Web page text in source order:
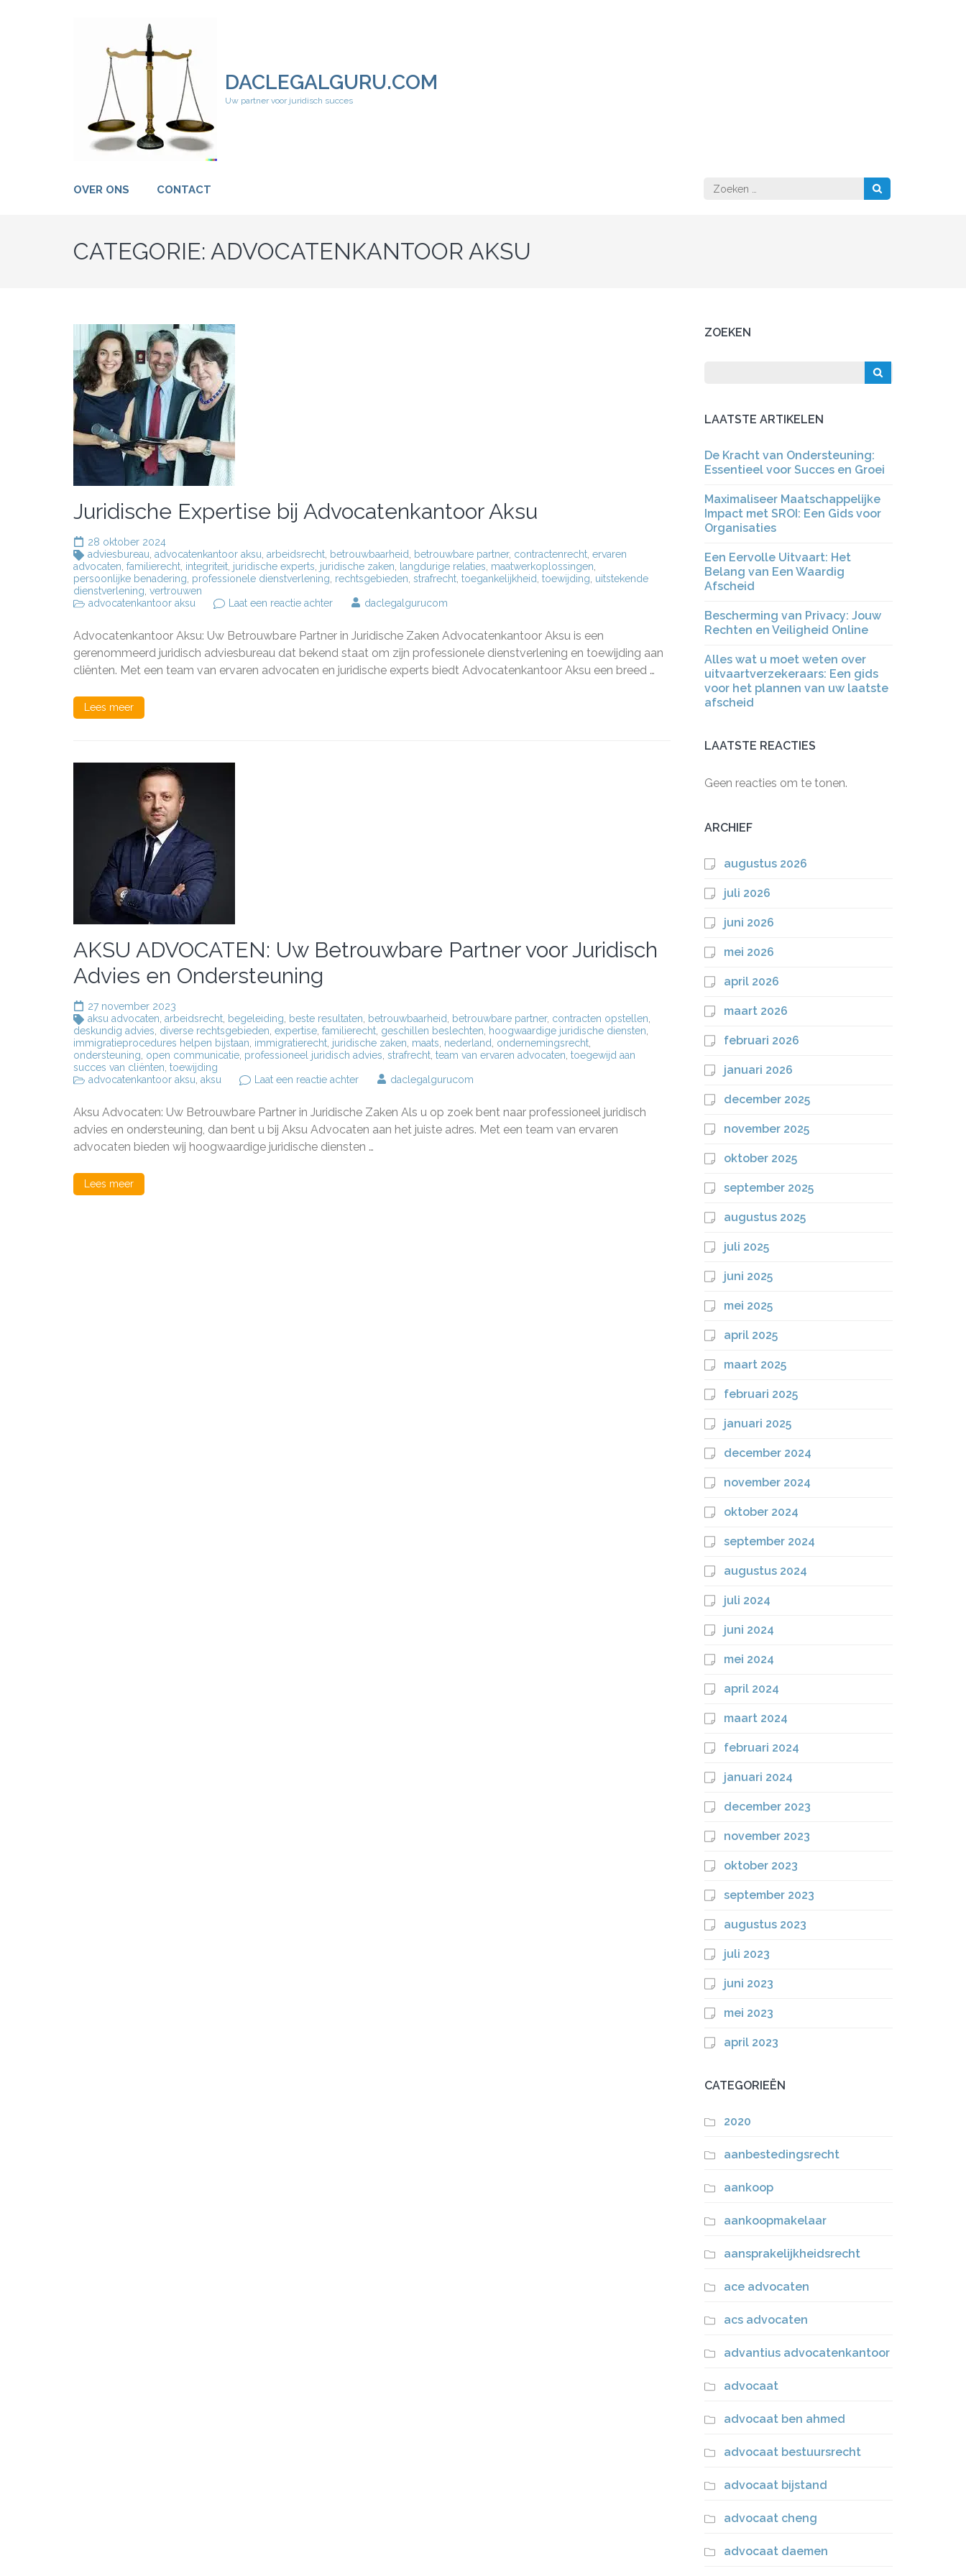
DACLEGALGURU.COM
Uw partner voor juridisch succes
OVER ONS CONTACT
Zoeken
naar:
CATEGORIE: ADVOCATENKANTOOR AKSU
Juridische Expertise bij Advocatenkantoor Aksu
28 oktober 2024
adviesbureau advocatenkantoor aksu arbeidsrecht betrouwbaarheid betrouwbare partner, contractenrecht ervaren
advocaten familierecht integriteit juridische experts juridische zaken langdurige relaties maatwerkoplossingen
persoonlijke benadering professionele dienstverlening rechtsgebieden strafrecht toegankelijkheid toewijding uitstekende
dienstverlening vertrouwen
advocatenkantoor aksu
Laat een reactie achterop
bij
Advocatenkantoor
Aksu
daclegalgurucom
Advocatenkantoor Aksu: Uw Betrouwbare Partner in Juridische Zaken Advocatenkantoor Aksu is een
gerenommeerd juridisch adviesbureau dat bekend staat om zijn professionele dienstverlening en toewijding aan
cliënten. Met een team van ervaren advocaten en juridische experts biedt Advocatenkantoor Aksu een breed …
Lees meer
AKSU ADVOCATEN: Uw Betrouwbare Partner voor Juridisch
Advies en Ondersteuning
27 november 2023
aksu advocaten arbeidsrecht begeleiding beste resultaten betrouwbaarheid betrouwbare partner, contracten opstellen
deskundig advies diverse rechtsgebieden expertise familierecht geschillen beslechten hoogwaardige juridische diensten
immigratieprocedures helpen bijstaan immigratierecht juridische zaken maats nederland ondernemingsrecht
ondersteuning open communicatie professioneel juridisch advies strafrecht team van ervaren advocaten toegewijd aan
succes van cliënten toewijding
advocatenkantoor aksu aksu Laat een reactie achterop
Uw
Betrouwbare
voor
daclegalgurucom
Aksu Advocaten: Uw Betrouwbare Partner in Juridische Zaken Als u op zoek bent naar professioneel juridisch
advies en ondersteuning, dan bent u bij Aksu Advocaten aan het juiste adres. Met een team van ervaren
advocaten bieden wij hoogwaardige juridische diensten …
Lees meer
ZOEKEN
LAATSTE ARTIKELEN
De Kracht van Ondersteuning:
Essentieel voor Succes en Groei
Maximaliseer Maatschappelijke
Impact met SROI: Een Gids voor
Organisaties
Een Eervolle Uitvaart: Het
Belang van Een Waardig
Afscheid
Bescherming van Privacy: Jouw
Rechten en Veiligheid Online
Alles wat u moet weten over
uitvaartverzekeraars: Een gids
voor het plannen van uw laatste
afscheid
LAATSTE REACTIES
Geen reacties om te tonen.
ARCHIEF
augustus 2026
juli 2026
juni 2026
mei 2026
april 2026
maart 2026
februari 2026
januari 2026
december 2025
november 2025
oktober 2025
september 2025
augustus 2025
juli 2025
juni 2025
mei 2025
april 2025
maart 2025
februari 2025
januari 2025
december 2024
november 2024
oktober 2024
september 2024
augustus 2024
juli 2024
juni 2024
mei 2024
april 2024
maart 2024
februari 2024
januari 2024
december 2023
november 2023
oktober 2023
september 2023
augustus 2023
juli 2023
juni 2023
mei 2023
april 2023
CATEGORIEËN
2020
aanbestedingsrecht
aankoop
aankoopmakelaar
aansprakelijkheidsrecht
ace advocaten
acs advocaten
advantius advocatenkantoor
advocaat
advocaat ben ahmed
advocaat bestuursrecht
advocaat bijstand
advocaat cheng
advocaat daemen